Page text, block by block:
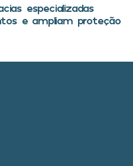
especializadas
e ampliam proteção